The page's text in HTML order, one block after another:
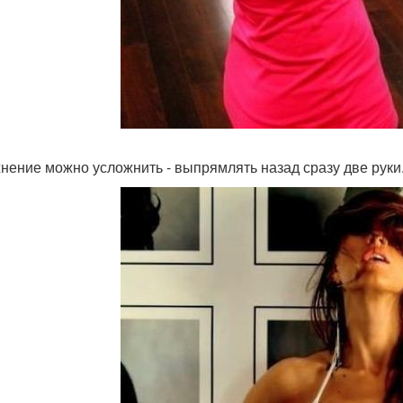
можно усложнить - выпрямлять назад сразу две